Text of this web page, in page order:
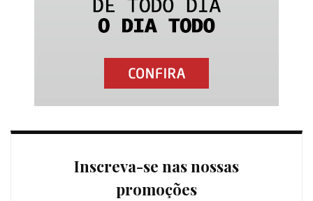
Inscreva-se nas nossas
promoções